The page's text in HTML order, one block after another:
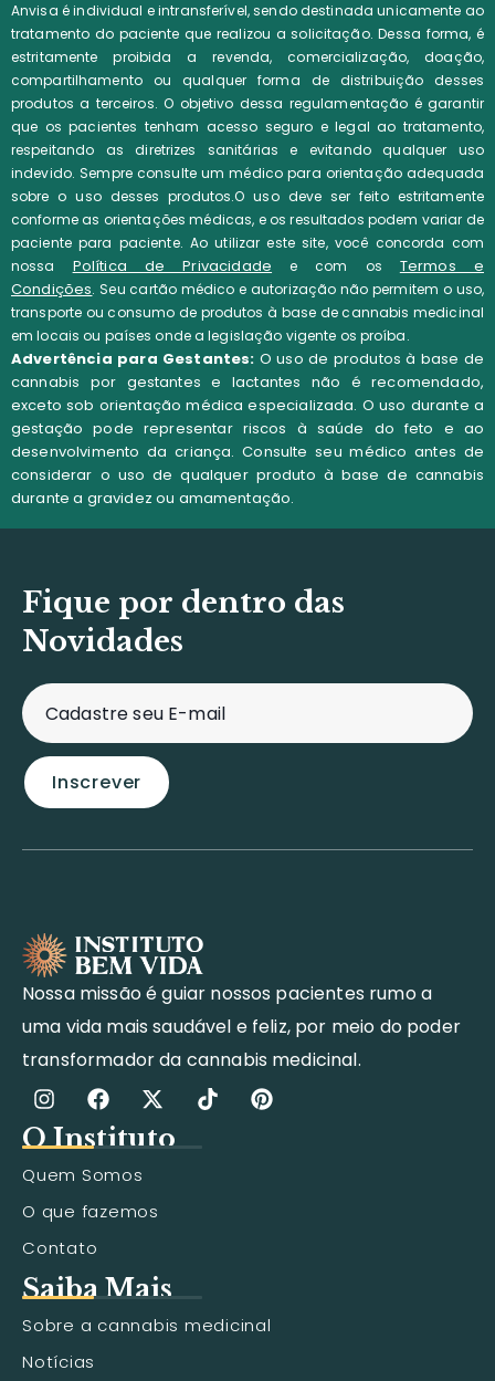
Anvisa é individual e intransferível, sendo destinada unicamente ao
tratamento do paciente que realizou a solicitação. Dessa forma, é
estritamente proibida a revenda, comercialização, doação,
compartilhamento ou qualquer forma de distribuição desses
produtos a terceiros.O objetivo dessa regulamentação é garantir
que os pacientes tenham acesso seguro e legal ao tratamento,
respeitando as diretrizes sanitárias e evitando qualquer uso
indevido. Sempre consulte um médico para orientação adequada
sobre o uso desses produtos.O uso deve ser feito estritamente
conforme as orientações médicas, e os resultados podem variar de
paciente para paciente. Ao utilizar este site, você concorda com
nossa Política de Privacidade e com os Termos e
Condições.Seu cartão médico e autorização não permitem o uso,
transporte ou consumo de produtos à base de cannabis medicinal
em locais ou países onde a legislação vigente os proíba.
Advertência para Gestantes: O uso de produtos à base de
cannabis por gestantes e lactantes não é recomendado,
exceto sob orientação médica especializada. O uso durante a
gestação pode representar riscos à saúde do feto e ao
desenvolvimento da criança. Consulte seu médico antes de
considerar o uso de qualquer produto à base de cannabis
durante a gravidez ou amamentação.
Fique por dentro das
Novidades
Nossa missão é guiar nossos pacientes rumo a
uma vida mais saudável e feliz, por meio do poder
transformador da cannabis medicinal.
O Instituto
Quem Somos
O que fazemos
Contato
Saiba Mais
Sobre a cannabis medicinal
Notícias